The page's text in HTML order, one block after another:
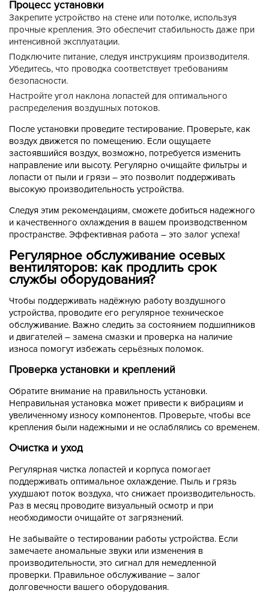
Процесс установки
Закрепите устройство на стене или потолке, используя
прочные крепления. Это обеспечит стабильность даже при
интенсивной эксплуатации.
Подключите питание, следуя инструкциям производителя.
Убедитесь, что проводка соответствует требованиям
безопасности.
Настройте угол наклона лопастей для оптимального
распределения воздушных потоков.
После установки проведите тестирование. Проверьте, как
воздух движется по помещению. Если ощущаете
застоявшийся воздух, возможно, потребуется изменить
направление или высоту. Регулярно очищайте фильтры и
лопасти от пыли и грязи – это позволит поддерживать
высокую производительность устройства.
Следуя этим рекомендациям, сможете добиться надежного
и качественного охлаждения в вашем производственном
пространстве. Эффективная работа – это залог успеха!
Регулярное обслуживание осевых
вентиляторов: как продлить срок
службы оборудования?
Чтобы поддерживать надёжную работу воздушного
устройства, проводите его регулярное техническое
обслуживание. Важно следить за состоянием подшипников
и двигателей – замена смазки и проверка на наличие
износа помогут избежать серьёзных поломок.
Проверка установки и креплений
Обратите внимание на правильность установки.
Неправильная установка может привести к вибрациям и
увеличенному износу компонентов. Проверьте, чтобы все
крепления были надежными и не ослаблялись со временем.
Очистка и уход
Регулярная чистка лопастей и корпуса помогает
поддерживать оптимальное охлаждение. Пыль и грязь
ухудшают поток воздуха, что снижает производительность.
Раз в месяц проводите визуальный осмотр и при
необходимости очищайте от загрязнений.
Не забывайте о тестировании работы устройства. Если
замечаете аномальные звуки или изменения в
производительности, это сигнал для немедленной
проверки. Правильное обслуживание – залог
долговечности вашего оборудования.